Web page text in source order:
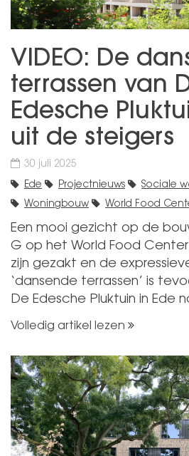
VIDEO: De
terrassen van
Edesche
uit de steigers
30 juli 2025
Ede Projectnieuws
Sociale
Woningbouw
World Food
Een mooi gezicht op de
G op het World Food
zijn gezakt en de
‘dansende terrassen’ is
De Edesche Pluktuin in Ede
Volledig artikel lezen